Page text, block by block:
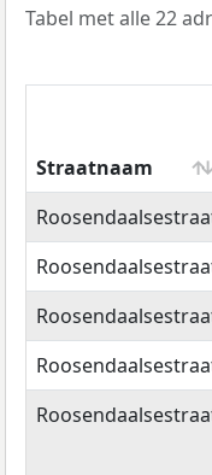
Tabel met alle 22
Straatnaam
Straatnaam